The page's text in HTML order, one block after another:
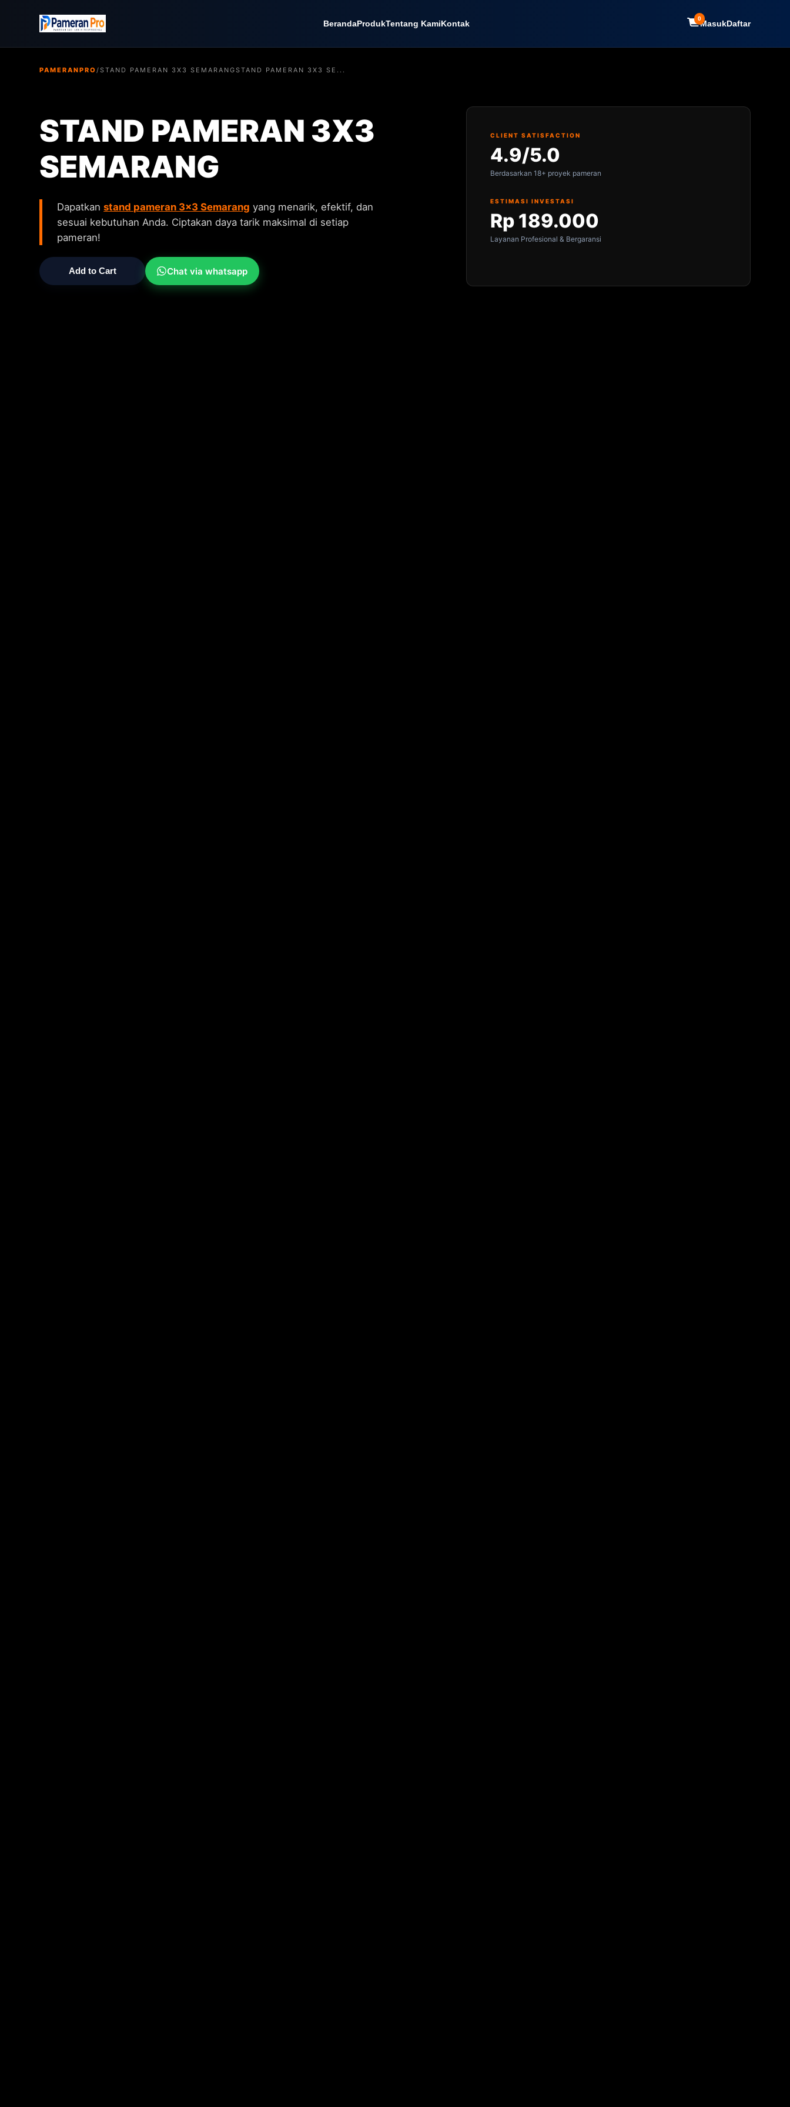
BerandaProdukTentang KamiKontak 0MasukDaftar
PAMERANPRO/STAND PAMERAN 3X3 SEMARANGSTAND PAMERAN 3X3 SE...
STAND PAMERAN 3X3
SEMARANG
Dapatkanstand pameran 3x3 Semarang yang menarik, efektif, dan
sesuai kebutuhan Anda. Ciptakan daya tarik maksimal di setiap
pameran!
Add to Cart Chat via whatsapp
CLIENT SATISFACTION
4.9/5.0
Berdasarkan 18+ proyek pameran
ESTIMASI INVESTASI
Rp 189.000
Layanan Profesional & Bergaransi